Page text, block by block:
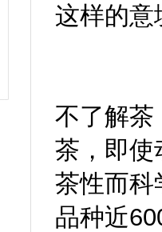
这样的意
不了解茶
茶，即使
茶性而科
品种近